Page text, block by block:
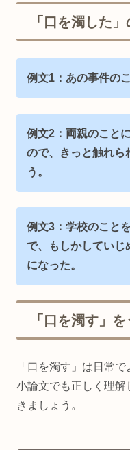
「口を濁した
例文1：あの事件の
例文2：両親のこと
ので、きっと触れら
う。
例文3：学校のこと
で、もしかしていじ
になった。
「口を濁す」
「口を濁す」は日常
小論文でも正しく理解
きましょう。